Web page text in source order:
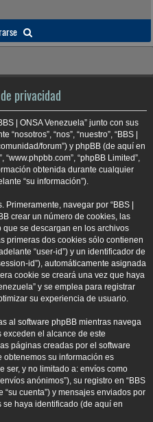
u
a
r
privacidad
| ONSA Venezuela” junto con sus
“nos”, “nuestro”, “BBS |
forum”) y phpBB (de aquí en
“www.phpbb.com”, “phpBB Limited”,
obtenida durante cualquier
“su información”).
navegar por “BBS |
crear un número de cookies, las
se descargan en los archivos
primeras dos cookies sólo contienen
“user-id”) y un identificador de
id”), automáticamente asignada
cookie se creará una vez que haya
y se emplea para registrar
su experiencia de usuario.
al software phpBB mientras navega
exceden el alcance de este
páginas creadas por el software
obtenemos su información es
ser, y no limitado a: envíos como
anónimos”), su registro en “BBS
“su cuenta”) y mensajes enviados por
haya identificado (de aquí en